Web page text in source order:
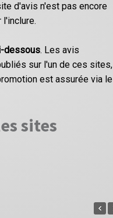
d'avis n'est pas encore
dessous. Les avis
sur l'un de ces sites,
est assurée via le
sites